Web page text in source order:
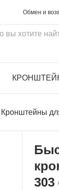
Обмен и
Кронштейны